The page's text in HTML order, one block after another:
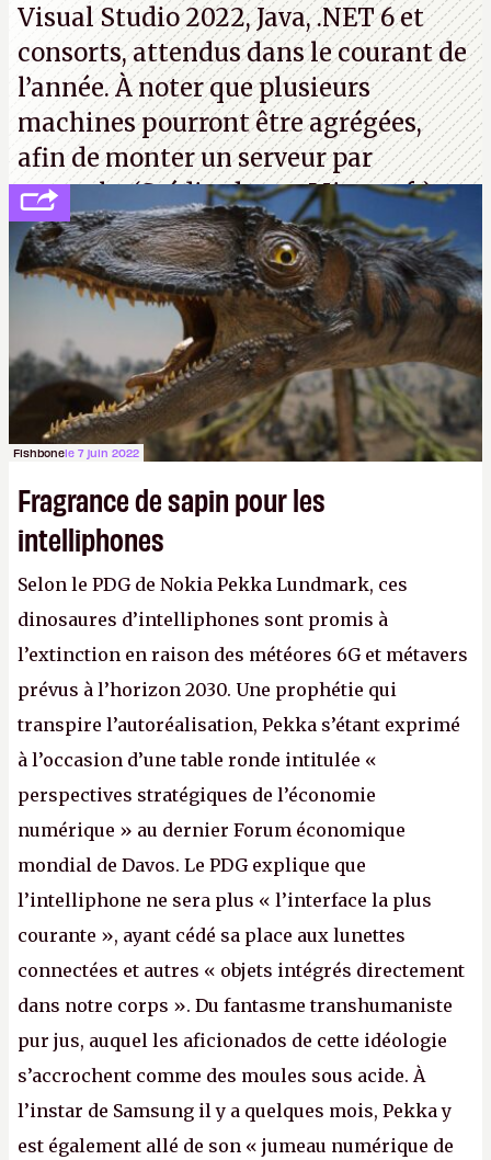
Visual Studio 2022, Java, .NET 6 et
consorts, attendus dans le courant de
l’année. À noter que plusieurs
machines pourront être agrégées,
afin de monter un serveur par
exemple. (Crédit photo : Microsoft)
Fishbonele 7 juin 2022
Fragrance de sapin pour les
intelliphones
Selon le PDG de Nokia Pekka Lundmark, ces
dinosaures d’intelliphones sont promis à
l’extinction en raison des météores 6G et métavers
prévus à l’horizon 2030. Une prophétie qui
transpire l’autoréalisation, Pekka s’étant exprimé
à l’occasion d’une table ronde intitulée «
perspectives stratégiques de l’économie
numérique » au dernier Forum économique
mondial de Davos. Le PDG explique que
l’intelliphone ne sera plus « l’interface la plus
courante », ayant cédé sa place aux lunettes
connectées et autres « objets intégrés directement
dans notre corps ». Du fantasme transhumaniste
pur jus, auquel les aficionados de cette idéologie
s’accrochent comme des moules sous acide. À
l’instar de Samsung il y a quelques mois, Pekka y
est également allé de son « jumeau numérique de